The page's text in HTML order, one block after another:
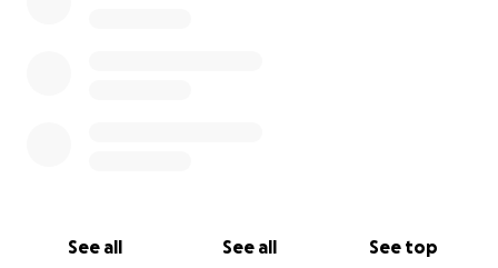
See all See all See top